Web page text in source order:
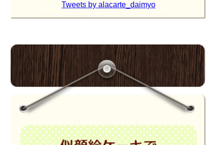
Tweets by alacarte_daimyo